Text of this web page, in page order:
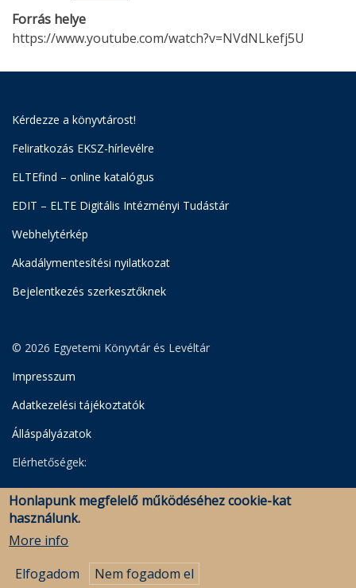
Forrás helye
https://www.youtube.com/watch?v=NVdNLkefj5U
Kérdezze a könyvtárost!
Feliratkozás EKSZ-hírlevélre
ELTEfind – online katalógus
EDIT – ELTE Digitális Intézményi Tudástár
Webhelytérkép
Akadálymentesítési nyilatkozat
Bejelentkezés szerkesztőknek
© 2026 Egyetemi Könyvtár és Levéltár
Impresszum
Adatkezelési tájékoztatók
Álláspályázatok
Elérhetőségek:
Egyetemi Könyvtár
Levéltár
Savaria Könyvtár és Levéltár (Szombathely)
Honlapunk megfelelő működéséhez cookie-kat
használunk.
More info
Elfogadom
Nem fogadom el